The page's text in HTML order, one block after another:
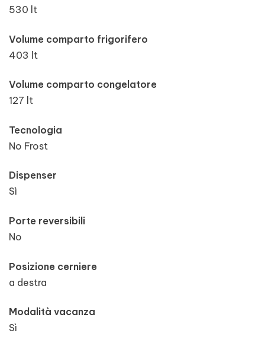
530 lt
Volume comparto frigorifero
403 lt
Volume comparto congelatore
127 lt
Tecnologia
No Frost
Dispenser
Sì
Porte reversibili
No
Posizione cerniere
a destra
Modalità vacanza
Sì